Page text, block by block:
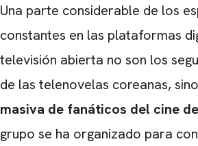
Una parte considerable de los
constantes en las plataformas
televisión abierta no son los
de las telenovelas coreanas,
masiva de fanáticos del cine
grupo se ha organizado para